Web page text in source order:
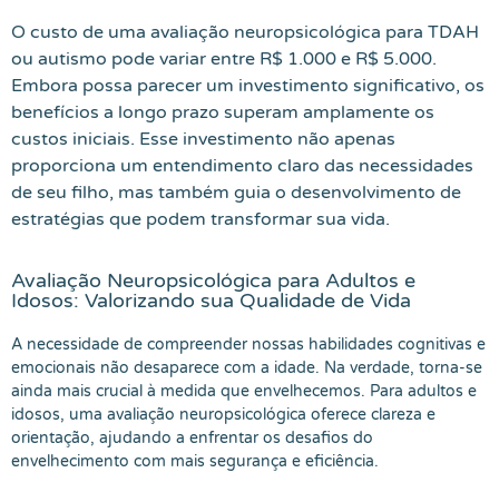
O custo de uma avaliação neuropsicológica para TDAH
ou autismo pode variar entre R$ 1.000 e R$ 5.000.
Embora possa parecer um investimento significativo, os
benefícios a longo prazo superam amplamente os
custos iniciais. Esse investimento não apenas
proporciona um entendimento claro das necessidades
de seu filho, mas também guia o desenvolvimento de
estratégias que podem transformar sua vida.
Avaliação Neuropsicológica para Adultos e
Idosos: Valorizando sua Qualidade de Vida
A necessidade de compreender nossas habilidades cognitivas e
emocionais não desaparece com a idade. Na verdade, torna-se
ainda mais crucial à medida que envelhecemos. Para adultos e
idosos, uma avaliação neuropsicológica oferece clareza e
orientação, ajudando a enfrentar os desafios do
envelhecimento com mais segurança e eficiência.